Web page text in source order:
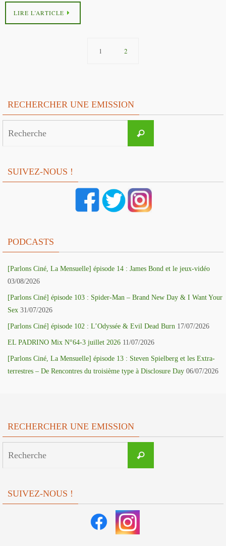
LIRE L’ARTICLE
1 2
RECHERCHER UNE EMISSION
Recherche
SUIVEZ-NOUS !
PODCASTS
[Parlons Ciné, La Mensuelle] épisode 14 : James Bond et le jeux-vidéo
03/08/2026
[Parlons Ciné] épisode 103 : Spider-Man – Brand New Day & I Want Your
Sex 31/07/2026
[Parlons Ciné] épisode 102 : L’Odyssée & Evil Dead Burn 17/07/2026
EL PADRINO Mix N°64-3 juillet 2026 11/07/2026
[Parlons Ciné, La Mensuelle] épisode 13 : Steven Spielberg et les Extra-
terrestres – De Rencontres du troisième type à Disclosure Day 06/07/2026
RECHERCHER UNE EMISSION
Recherche
SUIVEZ-NOUS !